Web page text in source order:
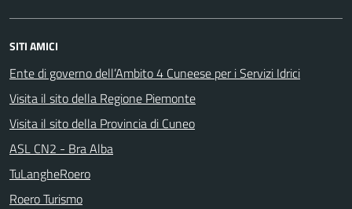
SITI AMICI
Ente di governo dell’Ambito 4 Cuneese per i Servizi Idrici
Visita il sito della Regione Piemonte
Visita il sito della Provincia di Cuneo
ASL CN2 - Bra Alba
TuLangheRoero
Roero Turismo